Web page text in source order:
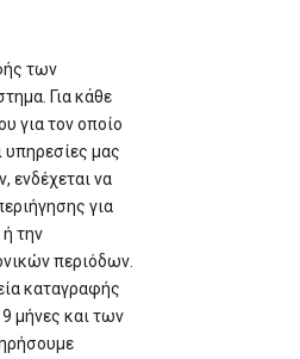
των
Για κάθε
για τον οποίο
υπηρεσίες μας
ενδέχεται να
για
την
περιόδων.
καταγραφής
μήνες και των